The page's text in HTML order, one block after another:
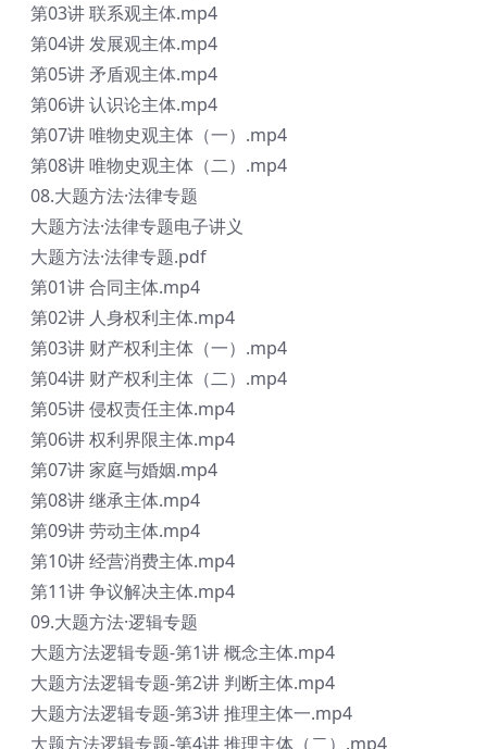
第03讲 联系观主体.mp4
第04讲 发展观主体.mp4
第05讲 矛盾观主体.mp4
第06讲 认识论主体.mp4
第07讲 唯物史观主体（一）.mp4
第08讲 唯物史观主体（二）.mp4
08.大题方法·法律专题
大题方法·法律专题电子讲义
大题方法·法律专题.pdf
第01讲 合同主体.mp4
第02讲 人身权利主体.mp4
第03讲 财产权利主体（一）.mp4
第04讲 财产权利主体（二）.mp4
第05讲 侵权责任主体.mp4
第06讲 权利界限主体.mp4
第07讲 家庭与婚姻.mp4
第08讲 继承主体.mp4
第09讲 劳动主体.mp4
第10讲 经营消费主体.mp4
第11讲 争议解决主体.mp4
09.大题方法·逻辑专题
大题方法逻辑专题-第1讲 概念主体.mp4
大题方法逻辑专题-第2讲 判断主体.mp4
大题方法逻辑专题-第3讲 推理主体一.mp4
大题方法逻辑专题-第4讲 推理主体（二）.mp4